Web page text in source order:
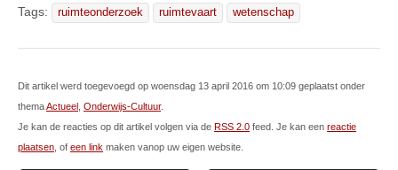
Tags: ruimteonderzoek ruimtevaart wetenschap
Dit artikel werd toegevoegd op woensdag 13 april 2016 om 10:09 geplaatst onder
themaActueel Onderwijs-Cultuur.
Je kan de reacties op dit artikel volgen via de RSS 2.0 feed. Je kan een reactie
plaatsen , of een link maken vanop uw eigen website.